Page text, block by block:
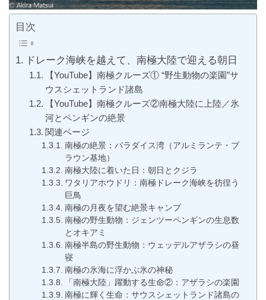
目次
ドレーク海峡を越えて、南極大陸で迎える朝日
【YouTube】南極クルーズ① “野生動物の楽園”サ
ウスシェットランド諸島
【YouTube】南極クルーズ②南極大陸に上陸／氷
河とペンギンの絶景
関連ページ
南極の絶景：パラダイス湾（アルミランテ・ブ
ラウン基地）
南極大陸に着いた日：朝日とクジラ
ワタリアホウドリ：南極ドレーク海峡を彷徨う
巨鳥
南極の月夜を望む絶景キャンプ
南極の野生動物：ジェンツーペンギンの生息数
とオキアミ
南極半島の野生動物：ウェッデルアザラシの昼
寝
南極の氷海に浮かぶ氷の神秘
「南極大陸」躍動する生命②：アザラシの楽園
南極に輝く生命：サウスシェットランド諸島の